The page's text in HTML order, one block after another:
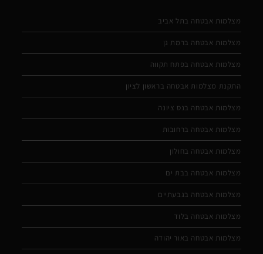
מצלמות אבטחה בתל אביב
מצלמות אבטחה ברמת גן
מצלמות אבטחה בפתח תקווה
התקנת מצלמות אבטחה בראשון לציון
מצלמות אבטחה בנס ציונה
מצלמות אבטחה ברחובות
מצלמות אבטחה בחולון
מצלמות אבטחה בבת ים
מצלמות אבטחה בגבעתיים
מצלמות אבטחה בלוד
מצלמות אבטחה באור יהודה